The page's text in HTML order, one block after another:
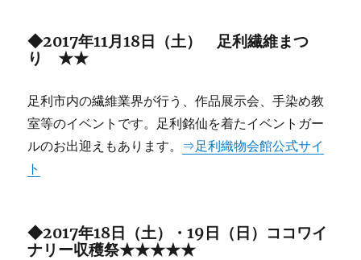
◆2017年11月18日（土） 足利繊維まつ
り ★★
足利市内の繊維業界が行う、作品展示会、手染め教
室等のイベントです。足利銘仙を着たイベントガー
ルのお出迎えもあります。 ⇒足利織物会館公式サイ
ト
◆2017年18日（土）・19日（日）ココワイ
ナリー収穫祭★★★★★